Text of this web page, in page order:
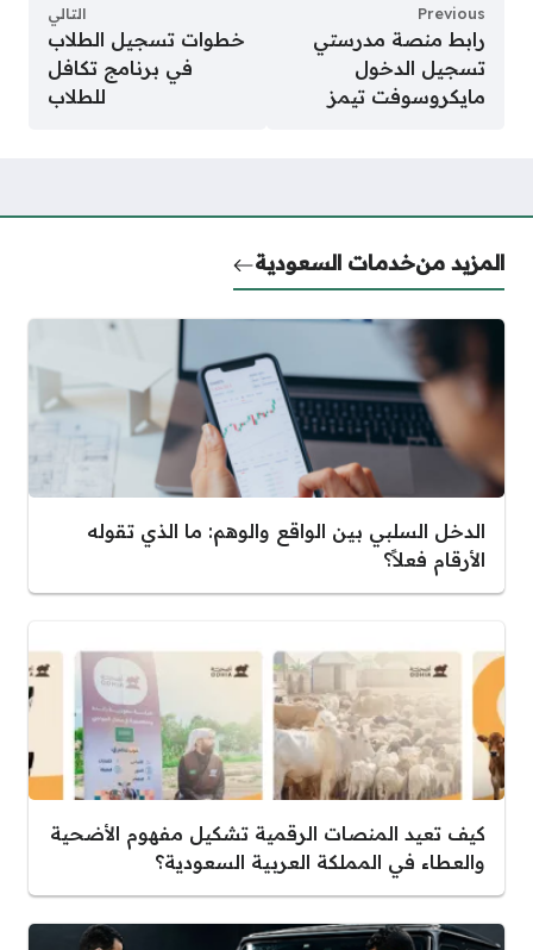
Previous
رابط منصة مدرستي
تسجيل الدخول
مايكروسوفت تيمز
التالي
خطوات تسجيل الطلاب
في برنامج تكافل
للطلاب
المزيد منخدمات السعودية
الدخل السلبي بين الواقع والوهم: ما الذي تقوله
الأرقام فعلاً؟
كيف تعيد المنصات الرقمية تشكيل مفهوم الأضحية
والعطاء في المملكة العربية السعودية؟